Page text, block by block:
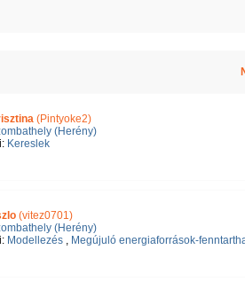
(Pintyoke2)
(Herény)
Kereslek
(vitez0701)
(Herény)
Modellezés , Megújuló energiaforrások-